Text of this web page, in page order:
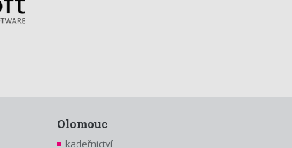
Olomouc
kadeřnictví